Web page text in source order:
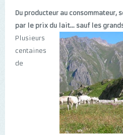
Du producteur au consommateur,
par le prix du lait... sauf les
Plusieurs
centaines
de